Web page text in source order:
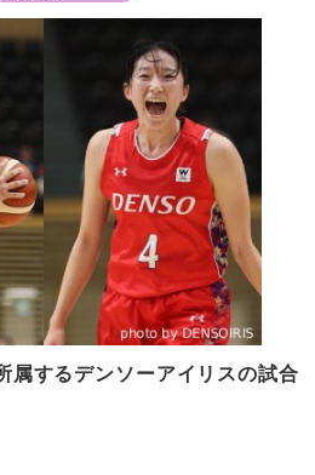
属するデンソーアイリスの試合